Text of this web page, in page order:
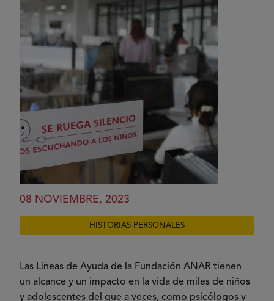
08 NOVIEMBRE, 2023
HISTORIAS PERSONALES
Las Líneas de Ayuda de la Fundación ANAR tienen
un alcance y un impacto en la vida de miles de niños
y adolescentes del que a veces, como psicólogos y